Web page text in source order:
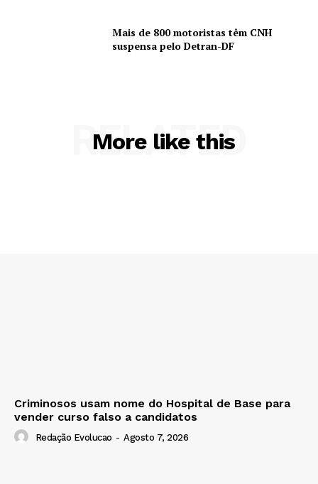
Mais de 800 motoristas têm CNH
suspensa pelo Detran-DF
More like this
RELATED
Criminosos usam nome do Hospital de Base para
vender curso falso a candidatos
Redação Evolucao - Agosto 7, 2026